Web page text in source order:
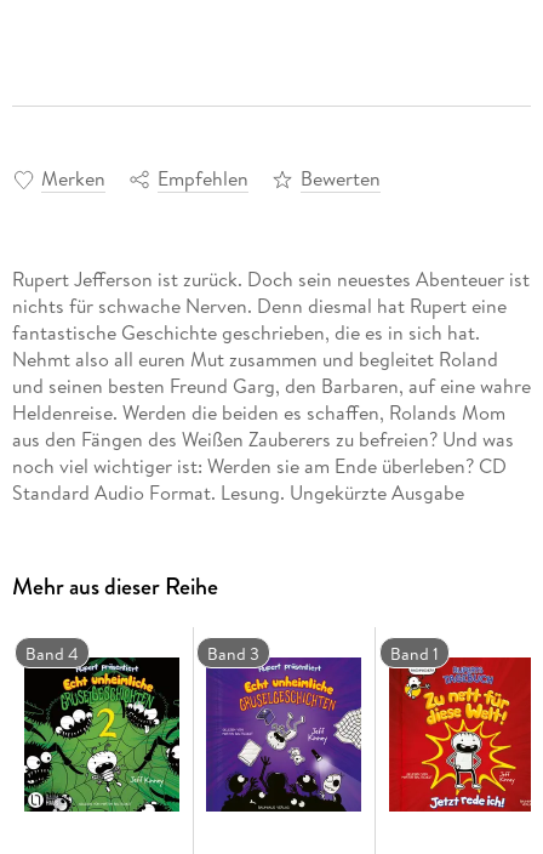
Merken Empfehlen Bewerten
Rupert Jefferson ist zurück. Doch sein neuestes Abenteuer ist
nichts für schwache Nerven. Denn diesmal hat Rupert eine
fantastische Geschichte geschrieben, die es in sich hat.
Nehmt also all euren Mut zusammen und begleitet Roland
und seinen besten Freund Garg, den Barbaren, auf eine wahre
Heldenreise. Werden die beiden es schaffen, Rolands Mom
aus den Fängen des Weißen Zauberers zu befreien? Und was
noch viel wichtiger ist: Werden sie am Ende überleben? CD
Standard Audio Format. Lesung. Ungekürzte Ausgabe
Mehr aus dieser Reihe
Band 4 Band 3 Band 1